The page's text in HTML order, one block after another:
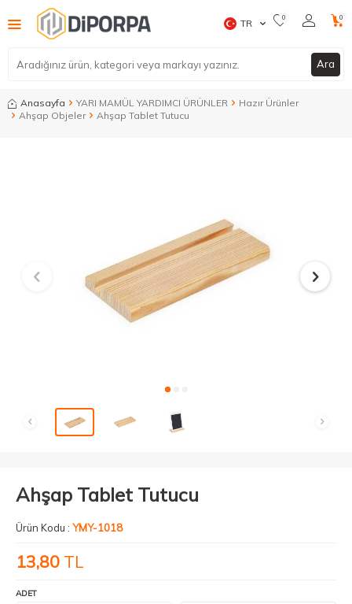
Ara
TR 0 0
Anasayfa YARI MAMÜL YARDIMCI ÜRÜNLER
Hazır Ürünler
Ahşap Objeler
Ahşap Tablet Tutucu
Ahşap Tablet Tutucu
Ürün Kodu : YMY-1018
13,80 TL
ADET